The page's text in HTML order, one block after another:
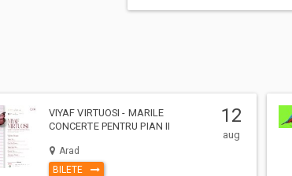
VIYAF VIRTUOSI - MARILE
CONCERTE PENTRU PIAN II
Arad
BILETE
12
aug